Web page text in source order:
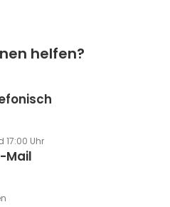
helfen?
17:00 Uhr
Mail